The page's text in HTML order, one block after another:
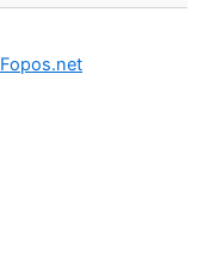
Fopos.net